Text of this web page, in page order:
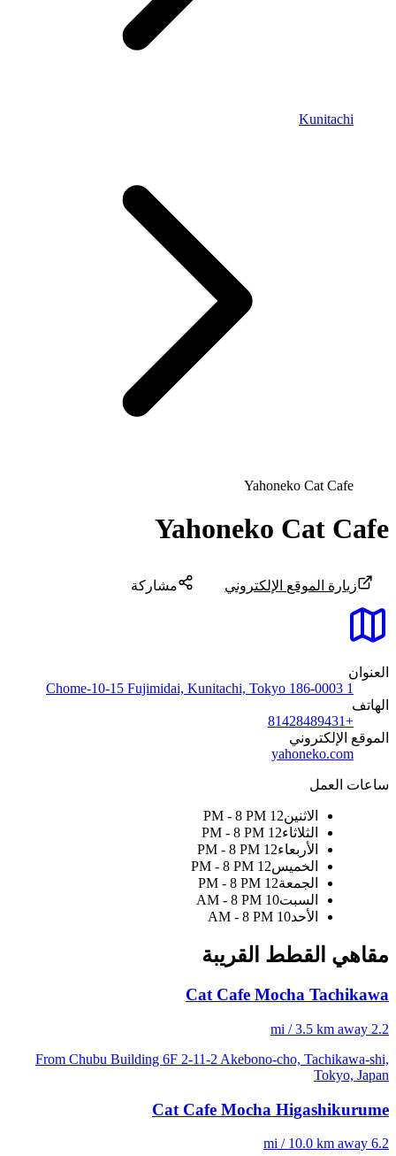
Kunitachi
Yahoneko Cat Cafe
Yahoneko Cat Cafe
زيارة الموقع الإلكتروني مشاركة
العنوان
1 Chome-10-15 Fujimidai, Kunitachi, Tokyo 186-0003
الهاتف
+81428489431
الموقع الإلكتروني
yahoneko.com
ساعات العمل
الاثنين12 PM - 8 PM
الثلاثاء12 PM - 8 PM
الأربعاء12 PM - 8 PM
الخميس12 PM - 8 PM
الجمعة12 PM - 8 PM
السبت10 AM - 8 PM
الأحد10 AM - 8 PM
مقاهي القطط القريبة
Cat Cafe Mocha Tachikawa
2.2 mi / 3.5 km away
From Chubu Building 6F 2-11-2 Akebono-cho, Tachikawa-shi,
Tokyo, Japan
Cat Cafe Mocha Higashikurume
6.2 mi / 10.0 km away